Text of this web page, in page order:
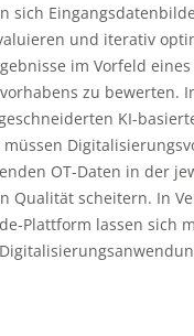
sich
und iterativ
im Vorfeld eines
zu bewerten.
KI-
müssen
OT-Daten in der
Qualität scheitern. In
Plattform lassen sich